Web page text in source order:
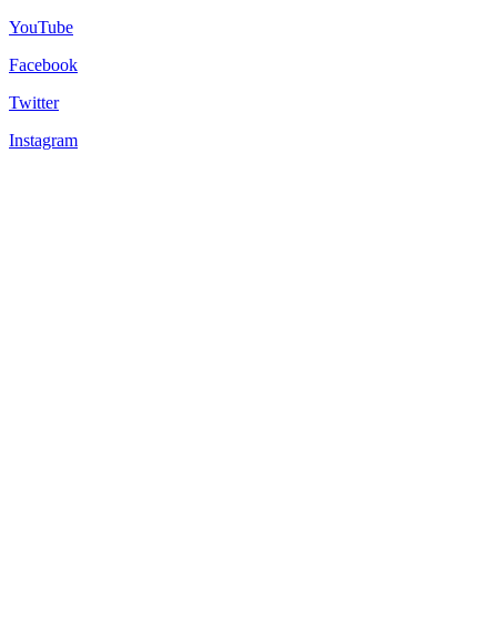
YouTube
Facebook
Twitter
Instagram